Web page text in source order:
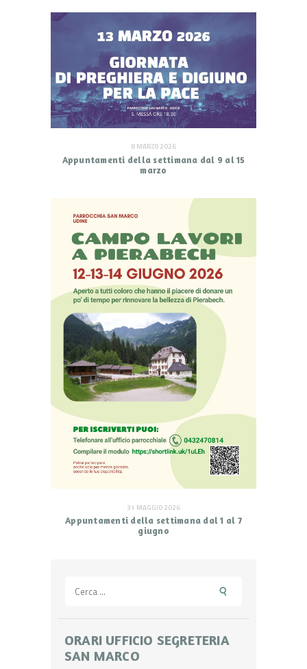
8 MARZO 2026
Appuntamenti della settimana dal 9 al 15
marzo
31 MAGGIO 2026
Appuntamenti della settimana dal 1 al 7
giugno
per:
ORARI UFFICIO SEGRETERIA
SAN MARCO